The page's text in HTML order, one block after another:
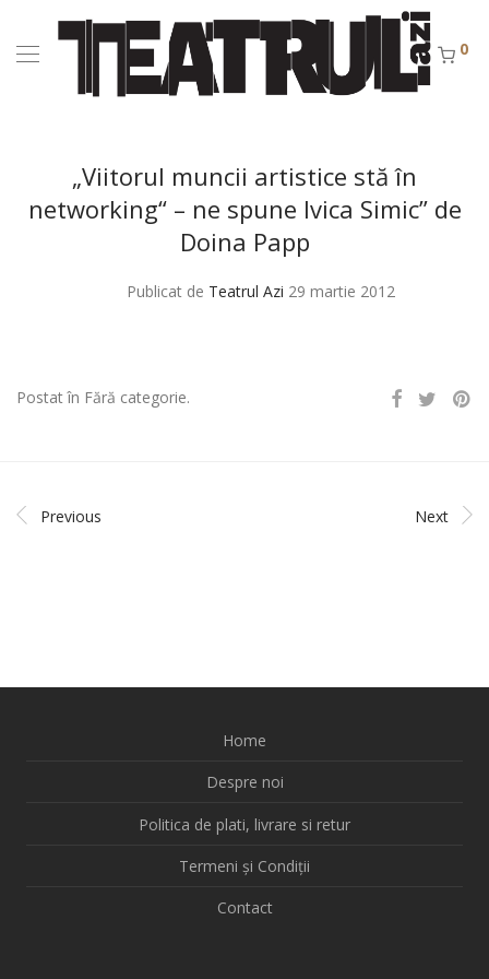
0
„Viitorul muncii artistice stă în
networking“ – ne spune Ivica Simic” de
Doina Papp
Publicat de Teatrul Azi 29 martie 2012
Postat în Fără categorie.
Previous Next
Home
Despre noi
Politica de plati, livrare si retur
Termeni și Condiții
Contact